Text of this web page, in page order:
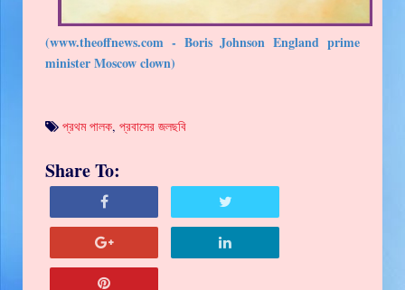
(www.theoffnews.com - Boris Johnson England prime
minister Moscow clown)
প্রথম পালক, প্রবাসের জলছবি
Share To: